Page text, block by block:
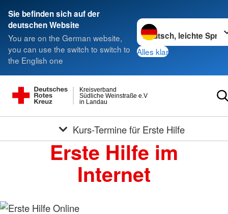
Sie befinden sich auf der
deutschen Website
You are on the German website,
you can use the switch to switch to
the English one
Sprache wechseln zu
Alles klar
in Landau
Südliche Weinstraße e.V
Kreisverband
Kurs-Termine für Erste Hilfe
Erste Hilfe im
Internet